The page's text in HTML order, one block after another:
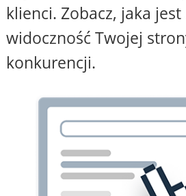
klienci. Zobacz, jaka jest
widoczność Twojej
konkurencji.